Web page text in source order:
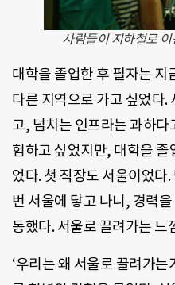
사람들이 지하철로
대학을 졸업한 후 필자는 지
다른 지역으로 가고 싶었다.
고, 넘치는 인프라는 과하다
험하고 싶었지만, 대학을
었다. 첫 직장도 서울이었다
번 서울에 닿고 나니, 경력
동했다. 서울로 끌려가는 느
‘우리는 왜 서울로 끌려가